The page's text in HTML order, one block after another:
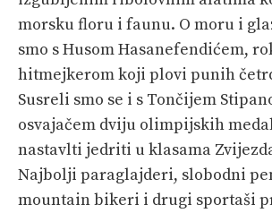
morsku floru i faunu. O moru i
smo s Husom Hasanefendićem,
hitmejkerom koji plovi punih
Susreli smo se i s Tončijem
osvajačem dviju olimpijskih
nastavlti jedriti u klasama
Najbolji paraglajderi, slobodni
mountain bikeri i drugi sportaši